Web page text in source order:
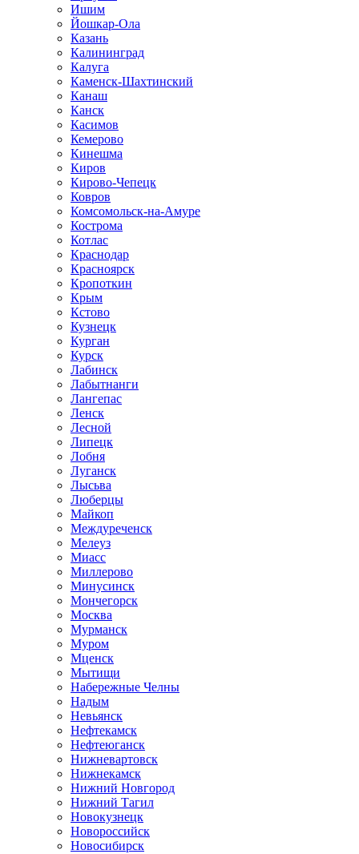
Ишим
Йошкар-Ола
Казань
Калининград
Калуга
Каменск-Шахтинский
Канаш
Канск
Касимов
Кемерово
Кинешма
Киров
Кирово-Чепецк
Ковров
Комсомольск-на-Амуре
Кострома
Котлас
Краснодар
Красноярск
Кропоткин
Крым
Кстово
Кузнецк
Курган
Курск
Лабинск
Лабытнанги
Лангепас
Ленск
Лесной
Липецк
Лобня
Луганск
Лысьва
Люберцы
Майкоп
Междуреченск
Мелеуз
Миасс
Миллерово
Минусинск
Мончегорск
Москва
Мурманск
Муром
Мценск
Мытищи
Набережные Челны
Надым
Невьянск
Нефтекамск
Нефтеюганск
Нижневартовск
Нижнекамск
Нижний Новгород
Нижний Тагил
Новокузнецк
Новороссийск
Новосибирск